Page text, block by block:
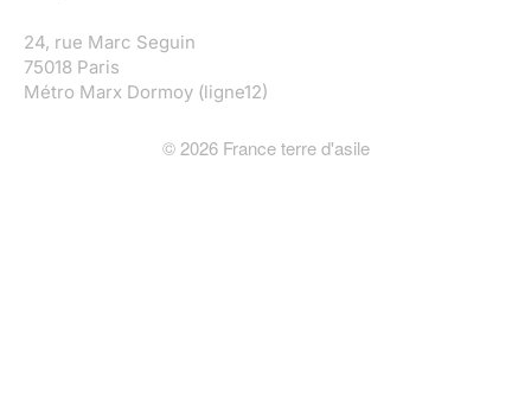
24, rue Marc Seguin
75018 Paris
Métro Marx Dormoy (ligne12)
© 2026France terre d'asile